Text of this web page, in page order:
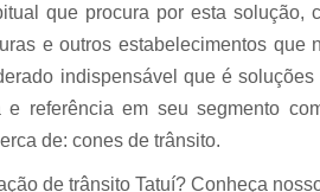
Tachões
Pintura
que procura por esta solução,
e outros estabelecimentos que
indispensável que é
referência em seu segmento
de: cones de trânsito.
de trânsito Tatuí? Conheça